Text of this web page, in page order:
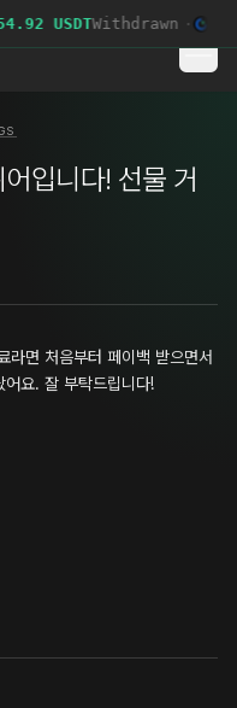
USDTWithdrawn · Gate
입니다! 선물 거
라면 처음부터 페이백 받으면서
요. 잘 부탁드립니다!